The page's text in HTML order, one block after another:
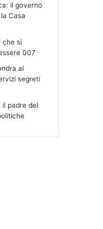
il governo
Casa
che si
007
al
segreti
il padre del